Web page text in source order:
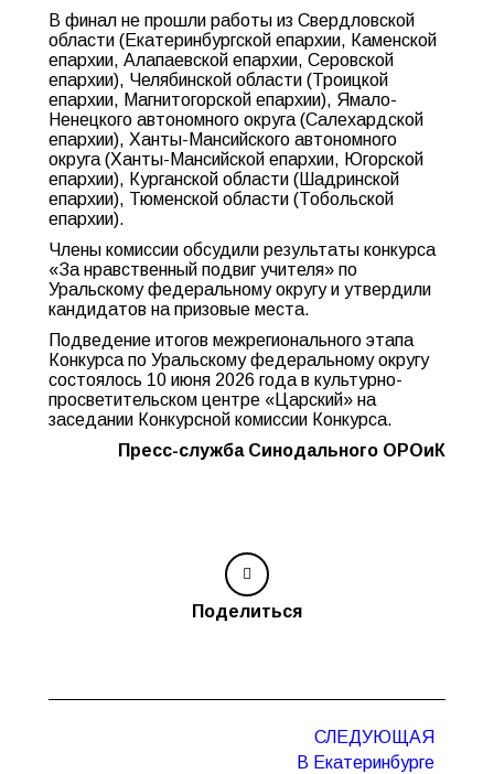
В финал не прошли работы из Свердловской
области (Екатеринбургской епархии, Каменской
епархии, Алапаевской епархии, Серовской
епархии), Челябинской области (Троицкой
епархии, Магнитогорской епархии), Ямало-
Ненецкого автономного округа (Салехардской
епархии), Ханты-Мансийского автономного
округа (Ханты-Мансийской епархии, Югорской
епархии), Курганской области (Шадринской
епархии), Тюменской области (Тобольской
епархии).
Члены комиссии обсудили результаты конкурса
«За нравственный подвиг учителя» по
Уральскому федеральному округу и утвердили
кандидатов на призовые места.
Подведение итогов межрегионального этапа
Конкурса по Уральскому федеральному округу
состоялось 10 июня 2026 года в культурно-
просветительском центре «Царский» на
заседании Конкурсной комиссии Конкурса.
Пресс-служба Синодального ОРОиК
Поделиться
СЛЕДУЮЩАЯ
В Екатеринбурге